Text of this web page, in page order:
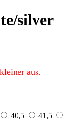
silver
kleiner aus.
40,5
41,5